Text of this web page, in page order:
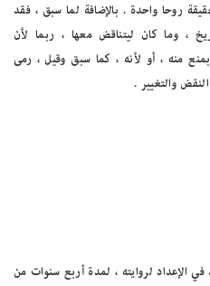
روحا واحدة . بالإضافة لما سبق ، فقد
، وما كان ليتناقض معها ، ربما لأن
منه ، أو لأنه ، كما سبق وقيل ، رمى
والتغيير .
الإعداد لروايته ، لمدة أربع سنوات من